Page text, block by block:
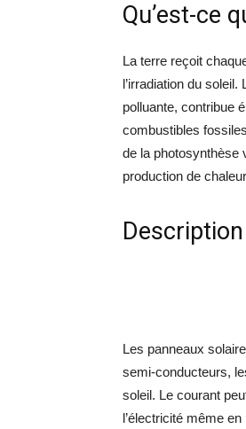
Qu’est-ce
La terre reçoit
l’irradiation du
polluante, contribue
combustibles
de la photosynthèse
production de
Les panneaux
semi-conducteurs,
soleil. Le courant
l’électricité même